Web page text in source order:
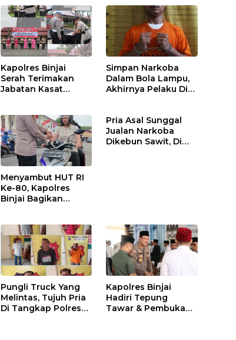
Kapolres Binjai
Serah Terimakan
Jabatan Kasat
Utara
Simpan Narkoba
Dalam Bola Lampu,
Akhirnya Pelaku Di
Menyambut HUT RI
Ke-80, Kapolres
Binjai Bagikan
Pria Asal Sunggal
Jualan Narkoba
Dikebun Sawit, Di
Pungli Truck Yang
Melintas, Tujuh Pria
Di Tangkap Polres
Kapolres Binjai
Hadiri Tepung
Tawar & Pembukaan